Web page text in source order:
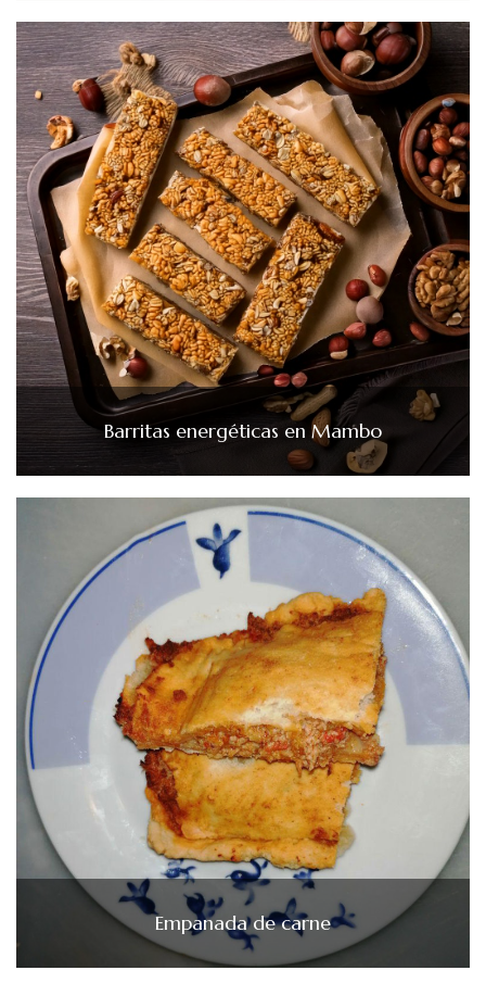
Barritas energéticas en Mambo
Empanada de carne